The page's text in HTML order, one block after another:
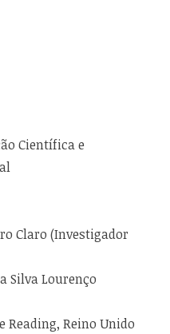
Científica e
Claro (Investigador
Silva Lourenço
Reading, Reino Unido